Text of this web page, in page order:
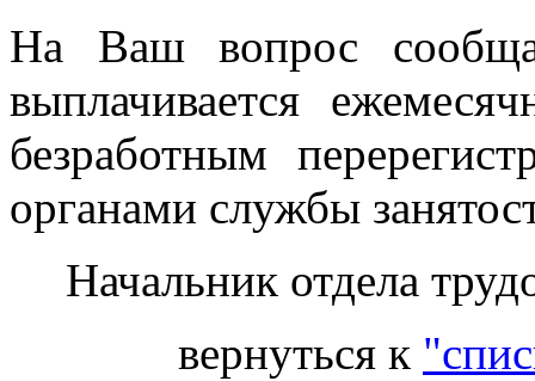
На Ваш вопрос
выплачивается
безработным
органами службы
Начальник отдела
вернуться к